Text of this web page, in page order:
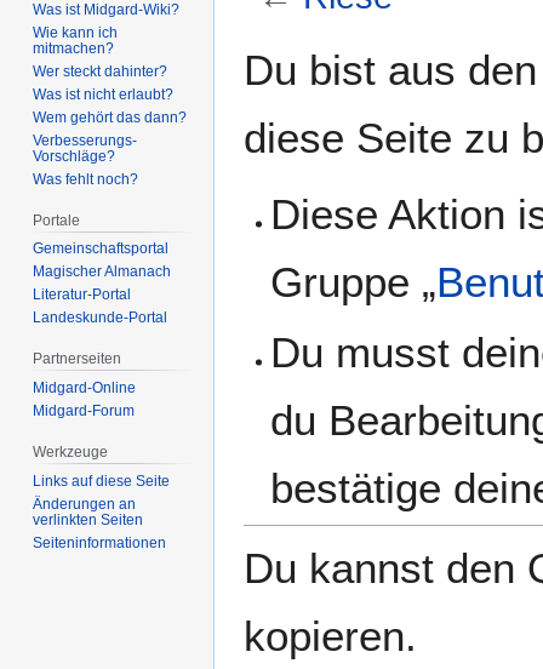
Navigation
Suche
Du bist aus
diese Seite zu
Diese Aktion
Gruppe „
Du musst
du
bestätige
Du kannst den
kopieren.
Was ist Midgard-Wiki?
Wie kann ich
mitmachen?
Wer steckt dahinter?
Was ist nicht erlaubt?
Wem gehört das dann?
Verbesserungs-
Vorschläge?
Was fehlt noch?
Portale
Gemeinschafts­portal
Magischer Almanach
Literatur-Portal
Landeskunde-Portal
Partnerseiten
Midgard-Online
Midgard-Forum
Werkzeuge
Links auf diese Seite
Änderungen an
verlinkten Seiten
Seiten­­informationen